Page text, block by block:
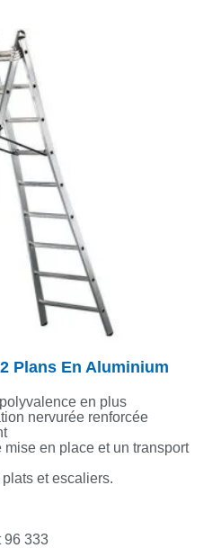
Plans En Aluminium
en plus
nervurée renforcée
en place et un transport
et escaliers.
96 333